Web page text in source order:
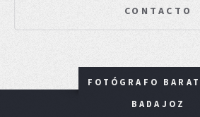
CONTACTO
FOTÓGRAFO
BADAJOZ